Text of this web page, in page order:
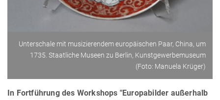
Unterschale mit musizierendem europäischen Paar, China, um
1735. Staatliche Museen zu Berlin, Kunstgewerbemuseum
(Foto: Manuela Krüger)
In Fortführung des Workshops "Europabilder außerhalb